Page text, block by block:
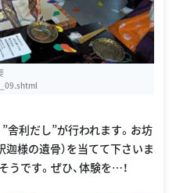
舎利だし”が行われます。お坊
迦様の遺骨）を当てて下さいま
うです。ぜひ、体験を…！